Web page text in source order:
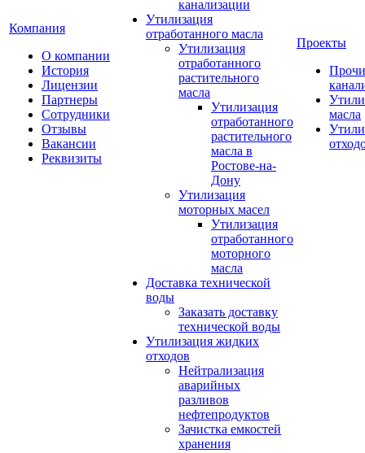
Компания
О компании
История
Лицензии
Партнеры
Сотрудники
Отзывы
Вакансии
Реквизиты
канализации
Утилизация
отработанного масла
Утилизация
отработанного
растительного
масла
Утилизация
отработанного
растительного
масла в
Ростове-на-
Дону
Утилизация
моторных масел
Утилизация
отработанного
моторного
масла
Доставка технической
воды
Заказать доставку
технической воды
Утилизация жидких
отходов
Нейтрализация
аварийных
разливов
нефтепродуктов
Зачистка емкостей
хранения
Проекты
масла